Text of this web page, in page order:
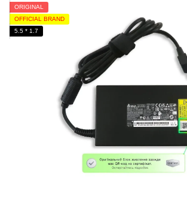
ORIGINAL
OFFICIAL BRAND
5.5 * 1.7